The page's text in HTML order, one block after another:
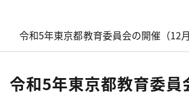
令和5年東京都教育委員会の開催（12月
令和5年東京都教育委員